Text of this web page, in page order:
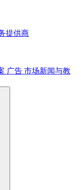
提供商
广告 市场新闻与教